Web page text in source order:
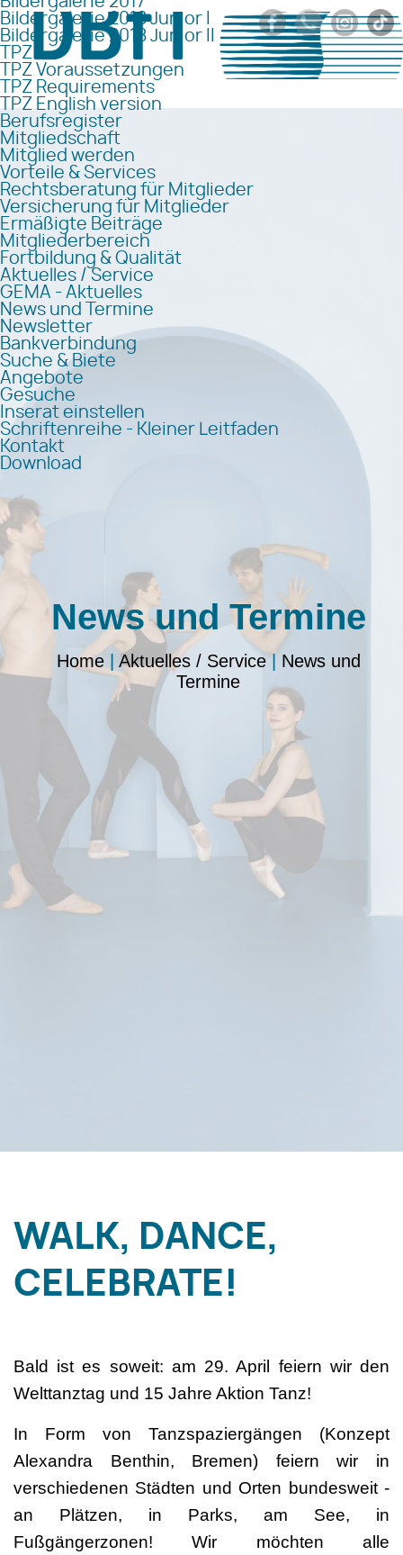
Bildergalerie 2018 Junior I
Bildergalerie 2018 Junior II
TPZ
TPZ Voraussetzungen
TPZ Requirements
TPZ English version
Berufsregister
Mitgliedschaft
Mitglied werden
Vorteile & Services
Rechtsberatung für Mitglieder
Versicherung für Mitglieder
Ermäßigte Beiträge
Mitgliederbereich
Fortbildung & Qualität
Aktuelles / Service
GEMA - Aktuelles
News und Termine
Newsletter
Bankverbindung
Suche & Biete
Angebote
Gesuche
Inserat einstellen
Schriftenreihe - Kleiner Leitfaden
Kontakt
Download
News und Termine
Home| Aktuelles / Service| News und
Termine
WALK, DANCE,
CELEBRATE!
Bald ist es soweit: am 29. April feiern wir den
Welttanztag und 15 Jahre Aktion Tanz!
In Form von Tanzspaziergängen (Konzept
Alexandra Benthin, Bremen) feiern wir in
verschiedenen Städten und Orten bundesweit -
an Plätzen, in Parks, am See, in
Fußgängerzonen! Wir möchten alle